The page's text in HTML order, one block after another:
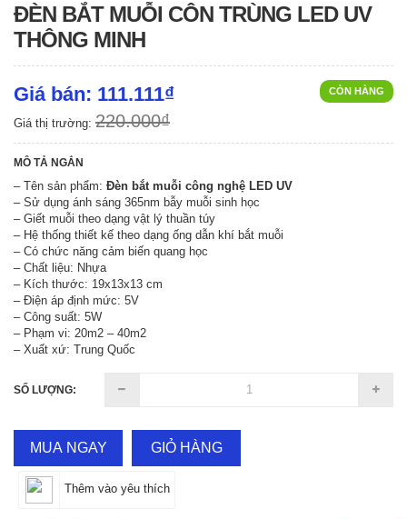
ĐÈN BẮT MUỖI CÔN TRÙNG LED UV
THÔNG MINH
CÒN HÀNG
Giá bán: 111.111₫
Giá thị trường: 220.000₫
MÔ TẢ NGẮN
– Tên sản phẩm: Đèn bắt muỗi công nghệ LED UV
– Sử dụng ánh sáng 365nm bẫy muỗi sinh học
– Giết muỗi theo dạng vật lý thuần túy
– Hệ thống thiết kế theo dạng ống dẫn khí bắt muỗi
– Có chức năng cảm biến quang học
– Chất liệu: Nhựa
– Kích thước: 19x13x13 cm
– Điện áp định mức: 5V
– Công suất: 5W
– Phạm vi: 20m2 – 40m2
– Xuất xứ: Trung Quốc
SỐ LƯỢNG:
MUA NGAY GIỎ HÀNG
Thêm vào yêu thích